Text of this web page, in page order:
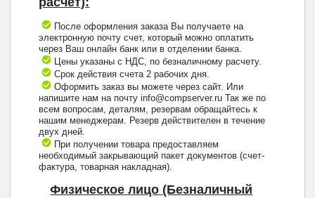
После оформления заказа Вы получаете на
электронную почту счет, который можно оплатить
через Ваш онлайн банк или в отделении банка.
Цены указаны с НДС, по безналичному расчету.
Срок действия счета 2 рабочих дня.
Оформить заказ вы можете через сайт. Или
напишите нам на почту info@compserver.ru Так же по
всем вопросам, деталям, резервам обращайтесь к
нашим менеджерам. Резерв действителен в течение
двух дней.
При получении товара предоставляем
необходимый закрывающий пакет документов (счет-
фактура, товарная накладная).
Физическое лицо (Безналичный